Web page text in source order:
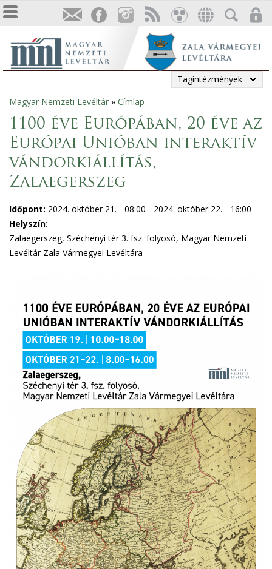
Tagintézmények
Jelenlegi
hely
Magyar Nemzeti Levéltár » Címlap
1100 éve Európában, 20 éve az
Európai Unióban interaktív
vándorkiállítás,
Zalaegerszeg
Időpont: 2024. október 21. - 08:00 - 2024. október 22. - 16:00
Helyszín:
Zalaegerszeg, Széchenyi tér 3. fsz. folyosó, Magyar Nemzeti
Levéltár Zala Vármegyei Levéltára